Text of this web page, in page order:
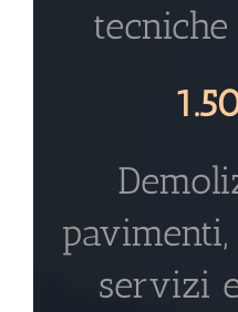
servizi